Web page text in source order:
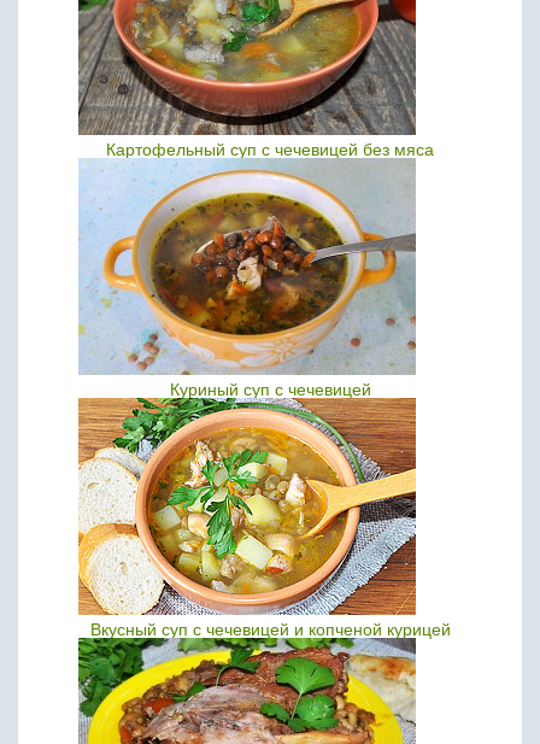
Картофельный суп с чечевицей без мяса
Куриный суп с чечевицей
Вкусный суп с чечевицей и копченой курицей